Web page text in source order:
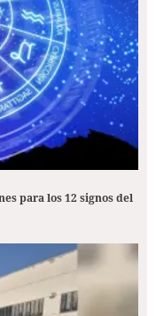
para los 12 signos del